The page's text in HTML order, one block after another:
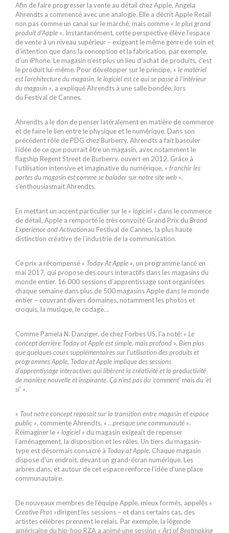
Afin de faire progresser la vente au détail chez Apple, Angela
Ahrendts a commencé avec une analogie. Elle a décrit Apple Retail
non pas comme un canal sur le marché, mais comme « le plus grand
produit d’Apple ». Instantanément, cette perspective élève l’espace
de vente à un niveau supérieur – exigeant le même genre de soin et
d’intention que dans la conception et la fabrication, par exemple,
d’un iPhone. Le magasin n’est plus un lieu d’achat de produits, c’est
le produit lui-même. Pour développer sur le principe, « le matériel
est l’architecture du magasin, le logiciel est ce qui se passe à l’intérieur
du magasin », a expliqué Ahrendts à une salle bondée, lors
du Festival de Cannes.
Ahrendts a le don de penser latéralement en matière de commerce
et de faire le lien entre le physique et le numérique. Dans son
précédent rôle de PDG chez Burberry, Ahrendts a fait basculer
l’idée de ce que pourrait être un magasin, avec notamment le
flagship Regent Street de Burberry, ouvert en 2012. Grâce à
l’utilisation intensive et imaginative du numérique, « franchir les
portes du magasin est comme se balader sur notre site web »,
s’enthousiasmait Ahrendts.
En mettant un accent particulier sur le « logiciel » dans le commerce
de détail, Apple a remporté le très convoité Grand Prix du Brand
Experience and Activationau Festival de Cannes, la plus haute
distinction créative de l’industrie de la communication.
Ce prix a récompensé « Today At Apple », un programme lancé en
mai 2017, qui propose des cours interactifs dans les magasins du
monde entier. 16 000 sessions d’apprentissage sont organisées
chaque semaine dans plus de 500 magasins Apple dans le monde
entier – couvrant divers domaines, notamment les photos et
croquis, la musique, le codage…
Comme Pamela N. Danziger, de chez Forbes US, l’a noté: « Le
concept derrière Today at Apple est simple, mais profond ». Bien plus
que quelques cours supplémentaires sur l’utilisation des produits et
programmes Apple, Today at Apple implique des sessions
d’apprentissage interactives qui libèrent la créativité et la productivité
de manière nouvelle et inspirante. Ça n’est pas du ‘comment’ mais du ‘et
si’ ».
« Tout notre concept reposait sur la transition entre magasin et espace
public », commente Ahrendts. « …presque une communauté ».
Réimaginer le « logiciel » du magasin exigeait de repenser
l’aménagement, la disposition et les rôles. Un tiers du magasin-
type est désormais consacré à Today at Apple. Chaque magasin
dispose d’un endroit, devant un grand-écran numérique. Les
arbres dans, et autour de cet espace renforce l’idée d’une place
communautaire.
De nouveaux membres de l’équipe Apple, mieux formés, appelés «
Creative Pros »dirigent les sessions – et dans certains cas, des
artistes célèbres prennent le relais. Par exemple, la légende
américaine du hip-hop RZA a animé une session « Art of Beatmaking